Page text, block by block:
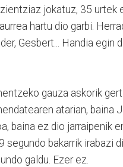
jokatuz, 35
hartu dio garbi.
Gesbert... Handia egin
gauza askorik
atarian, baina
baina ez dio jarraipenik
segundo bakarrik irabazi
galdu. Ezer ez.